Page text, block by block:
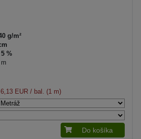
g/m²
%
6,13 EUR/ bal. (1 m)
Do košíka